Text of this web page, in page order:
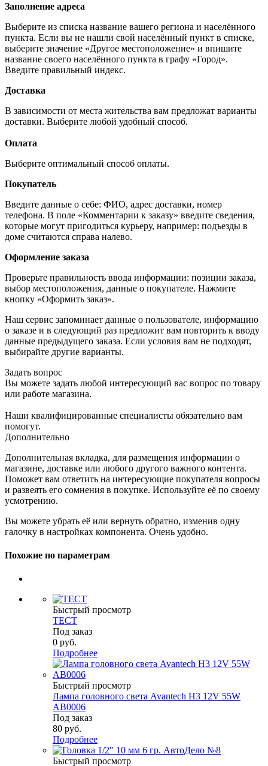
Заполнение адреса
Выберите из списка название вашего региона и населённого
пункта. Если вы не нашли свой населённый пункт в списке,
выберите значение «Другое местоположение» и впишите
название своего населённого пункта в графу «Город».
Введите правильный индекс.
Доставка
В зависимости от места жительства вам предложат варианты
доставки. Выберите любой удобный способ.
Оплата
Выберите оптимальный способ оплаты.
Покупатель
Введите данные о себе: ФИО, адрес доставки, номер
телефона. В поле «Комментарии к заказу» введите сведения,
которые могут пригодиться курьеру, например: подъезды в
доме считаются справа налево.
Оформление заказа
Проверьте правильность ввода информации: позиции заказа,
выбор местоположения, данные о покупателе. Нажмите
кнопку «Оформить заказ».
Наш сервис запоминает данные о пользователе, информацию
о заказе и в следующий раз предложит вам повторить к вводу
данные предыдущего заказа. Если условия вам не подходят,
выбирайте другие варианты.
Задать вопрос
Вы можете задать любой интересующий вас вопрос по товару
или работе магазина.
Наши квалифицированные специалисты обязательно вам
помогут.
Дополнительно
Дополнительная вкладка, для размещения информации о
магазине, доставке или любого другого важного контента.
Поможет вам ответить на интересующие покупателя вопросы
и развеять его сомнения в покупке. Используйте её по своему
усмотрению.
Вы можете убрать её или вернуть обратно, изменив одну
галочку в настройках компонента. Очень удобно.
Похожие по параметрам
Быстрый просмотр
ТЕСТ
Под заказ
0 руб.
Подробнее
Быстрый просмотр
Лампа головного света Avantech H3 12V 55W
AB0006
Под заказ
80 руб.
Подробнее
Быстрый просмотр